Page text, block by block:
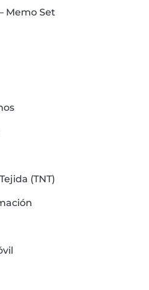
Memo Set
(TNT)